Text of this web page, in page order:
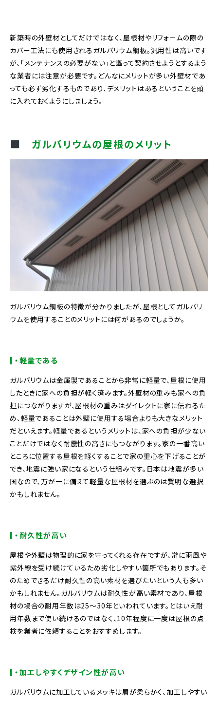
新築時の外壁材としてだけではなく、屋根材やリフォームの際の
カバー工法にも使用されるガルバリウム鋼板。汎用性は高いです
が、「メンテナンスの必要がない」と謳って契約させようとするよう
な業者には注意が必要です。どんなにメリットが多い外壁材であ
っても必ず劣化するものであり、デメリットはあるということを頭
に入れておくようにしましょう。
ガルバリウムの屋根のメリット
ガルバリウム鋼板の特徴が分かりましたが、屋根としてガルバリ
ウムを使用することのメリットには何があるのでしょうか。
・軽量である
ガルバリウムは金属製であることから非常に軽量で、屋根に使用
したときに家への負担が軽く済みます。外壁材の重みも家への負
担につながりますが、屋根材の重みはダイレクトに家に伝わるた
め、軽量であることは外壁に使用する場合よりも大きなメリット
だといえます。軽量であるというメリットは、家への負担が少ない
ことだけではなく耐震性の高さにもつながります。家の一番高い
ところに位置する屋根を軽くすることで家の重心を下げることが
でき、地震に強い家になるという仕組みです。日本は地震が多い
国なので、万が一に備えて軽量な屋根材を選ぶのは賢明な選択
かもしれません。
・耐久性が高い
屋根や外壁は物理的に家を守ってくれる存在ですが、常に雨風や
紫外線を受け続けているため劣化しやすい箇所でもあります。そ
のためできるだけ耐久性の高い素材を選びたいという人も多い
かもしれません。ガルバリウムは耐久性が高い素材であり、屋根
材の場合の耐用年数は25～30年といわれています。とはいえ耐
用年数まで使い続けるのではなく、10年程度に一度は屋根の点
検を業者に依頼することをおすすめします。
・加工しやすくデザイン性が高い
ガルバリウムに加工しているメッキは層が柔らかく、加工しやすい